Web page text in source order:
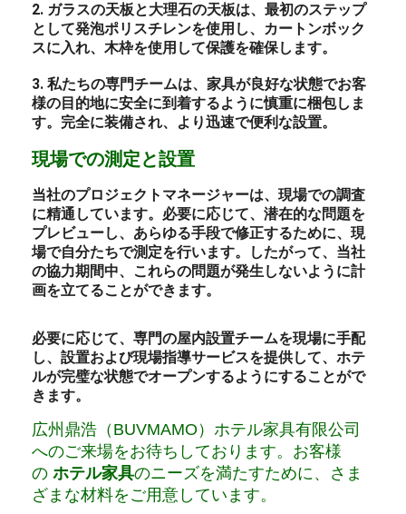
2. ガラスの天板と大理石の天板は、最初のステップ
として発泡ポリスチレンを使用し、カートンボック
スに入れ、木枠を使用して保護を確保します。
3. 私たちの専門チームは、家具が良好な状態でお客
様の目的地に安全に到着するように慎重に梱包しま
す。完全に装備され、より迅速で便利な設置。
現場での測定と設置
当社のプロジェクトマネージャーは、現場での調査
に精通しています。必要に応じて、潜在的な問題を
プレビューし、あらゆる手段で修正するために、現
場で自分たちで測定を行います。したがって、当社
の協力期間中、これらの問題が発生しないように計
画を立てることができます。
必要に応じて、専門の屋内設置チームを現場に手配
し、設置および現場指導サービスを提供して、ホテ
ルが完璧な状態でオープンするようにすることがで
きます。
広州鼎浩（BUVMAMO）ホテル家具有限公司
へのご来場をお待ちしております。お客様
のホテル家具のニーズを満たすために、さま
ざまな材料をご用意しています。